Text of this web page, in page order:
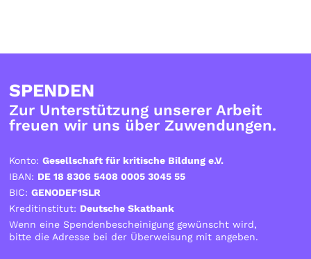
SPENDEN
Zur Unterstützung unserer Arbeit
freuen wir uns über Zuwendungen.
Konto:Gesellschaft für kritische Bildung e.V.
IBAN: DE 18 8306 5408 0005 3045 55
BIC:GENODEF1SLR
Kreditinstitut: Deutsche Skatbank
Wenn eine Spendenbescheinigung gewünscht wird,
bitte die Adresse bei der Überweisung mit angeben.